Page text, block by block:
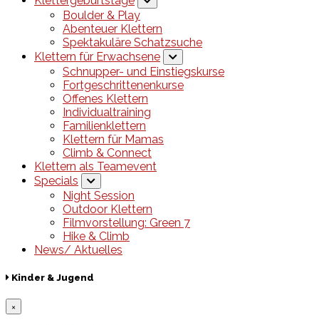
Boulder & Play
Abenteuer Klettern
Spektakuläre Schatzsuche
Klettern für Erwachsene
Schnupper- und Einstiegskurse
Fortgeschrittenenkurse
Offenes Klettern
Individualtraining
Familienklettern
Klettern für Mamas
Climb & Connect
Klettern als Teamevent
Specials
Night Session
Outdoor Klettern
Filmvorstellung: Green 7
Hike & Climb
News/ Aktuelles
Kinder & Jugend
×